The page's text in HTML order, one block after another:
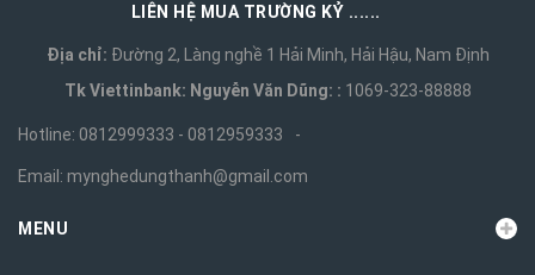
LIÊN HỆ MUA TRƯỜNG KỶ ......
Địa chỉ: Đường 2, Làng nghề 1 Hải Minh, Hải Hậu, Nam Định
Tk Viettinbank: Nguyễn Văn Dũng: : 1069-323-88888
Hotline: 0812999333 - 0812959333 -
Email: mynghedungthanh@gmail.com
MENU